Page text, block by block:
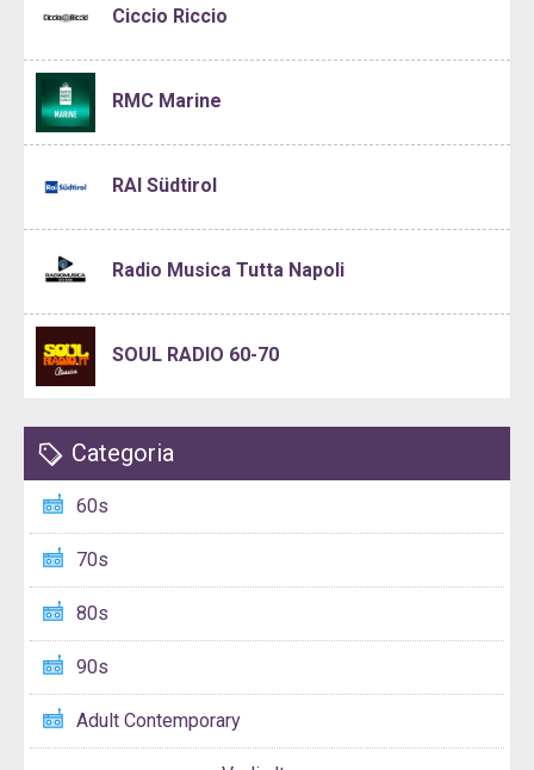
Ciccio Riccio
RMC Marine
RAI Südtirol
Radio Musica Tutta Napoli
SOUL RADIO 60-70
Categoria
60s
70s
80s
90s
Adult Contemporary